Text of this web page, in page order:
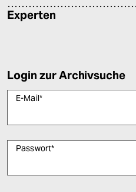
Experten
Login zur Archivsuche
E-Mail*
Passwort*